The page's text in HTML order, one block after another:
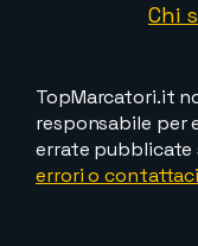
Chi
TopMarcatori.it
responsabile per
errate pubblicate
errori o